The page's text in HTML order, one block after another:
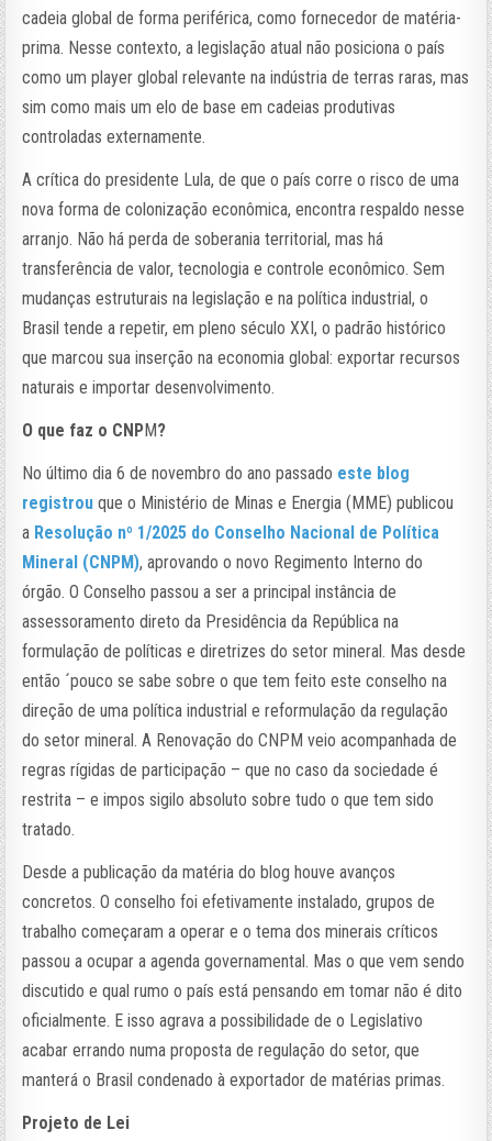
cadeia global de forma periférica, como fornecedor de matéria-
prima. Nesse contexto, a legislação atual não posiciona o país
como um player global relevante na indústria de terras raras, mas
sim como mais um elo de base em cadeias produtivas
controladas externamente.
A crítica do presidente Lula, de que o país corre o risco de uma
nova forma de colonização econômica, encontra respaldo nesse
arranjo. Não há perda de soberania territorial, mas há
transferência de valor, tecnologia e controle econômico. Sem
mudanças estruturais na legislação e na política industrial, o
Brasil tende a repetir, em pleno século XXI, o padrão histórico
que marcou sua inserção na economia global: exportar recursos
naturais e importar desenvolvimento.
O que faz o CNPM?
No último dia 6 de novembro do ano passado este blog
registrouque o Ministério de Minas e Energia (MME) publicou
a Resolução nº 1/2025 do Conselho Nacional de Política
Mineral (CNPM), aprovando o novo Regimento Interno do
órgão. O Conselho passou a ser a principal instância de
assessoramento direto da Presidência da República na
formulação de políticas e diretrizes do setor mineral. Mas desde
então ´pouco se sabe sobre o que tem feito este conselho na
direção de uma política industrial e reformulação da regulação
do setor mineral. A Renovação do CNPM veio acompanhada de
regras rígidas de participação – que no caso da sociedade é
restrita – e impos sigilo absoluto sobre tudo o que tem sido
tratado.
Desde a publicação da matéria do blog houve avanços
concretos. O conselho foi efetivamente instalado, grupos de
trabalho começaram a operar e o tema dos minerais críticos
passou a ocupar a agenda governamental. Mas o que vem sendo
discutido e qual rumo o país está pensando em tomar não é dito
oficialmente. E isso agrava a possibilidade de o Legislativo
acabar errando numa proposta de regulação do setor, que
manterá o Brasil condenado à exportador de matérias primas.
Projeto de Lei